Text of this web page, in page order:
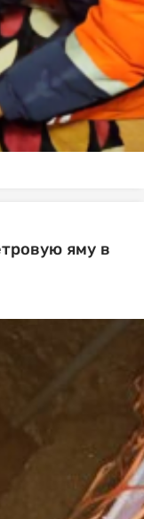
яму в